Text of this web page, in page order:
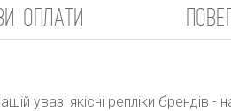
ОПЛАТИ
увазі якісні репліки брендів -